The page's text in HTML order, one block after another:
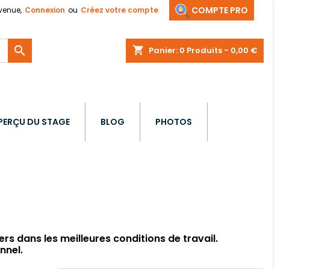
COMPTE PRO
Connexion ou Créez votre compte
shopping_cart Panier: 0 Produits - 0,00 €

DU STAGE BLOG PHOTOS
dans les meilleures conditions de travail.